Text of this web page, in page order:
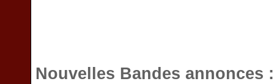
Nouvelles Bandes annonces